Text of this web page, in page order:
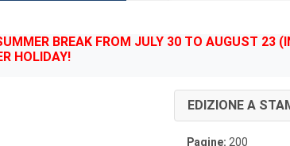
BREAK FROM JULY 30 TO AUGUST 23
HOLIDAY!
EDIZIONE A
Pagine: 200